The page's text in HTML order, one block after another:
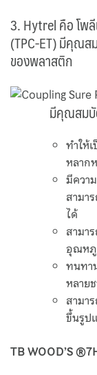
3. Hytrel คือ โพลี
(TPC-ET) มีคุณส
ของพลาสติก
มีคุณสม
ทำให้
หลาก
มีควา
สามา
ได้
สามา
อุณหภู
ทนทา
หลาย
สามา
ขึ้นรูป
TB WOOD’S